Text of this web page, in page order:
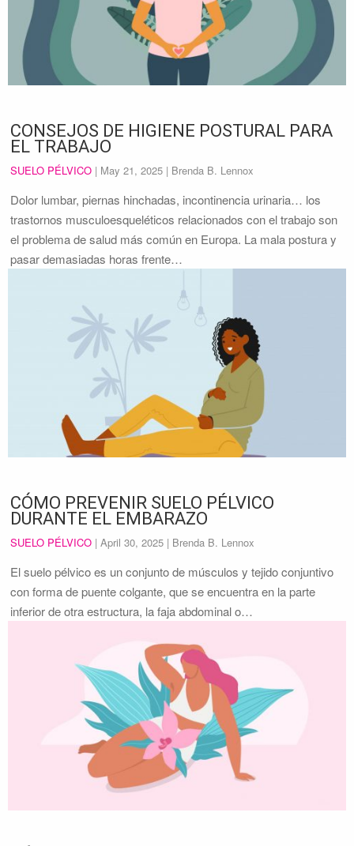
CONSEJOS DE HIGIENE POSTURAL PARA
EL TRABAJO
SUELO PÉLVICO | May 21, 2025 | Brenda B. Lennox
Dolor lumbar, piernas hinchadas, incontinencia urinaria… los
trastornos musculoesqueléticos relacionados con el trabajo son
el problema de salud más común en Europa. La mala postura y
pasar demasiadas horas frente…
CÓMO PREVENIR SUELO PÉLVICO
DURANTE EL EMBARAZO
SUELO PÉLVICO |April 30, 2025 | Brenda B. Lennox
El suelo pélvico es un conjunto de músculos y tejido conjuntivo
con forma de puente colgante, que se encuentra en la parte
inferior de otra estructura, la faja abdominal o…